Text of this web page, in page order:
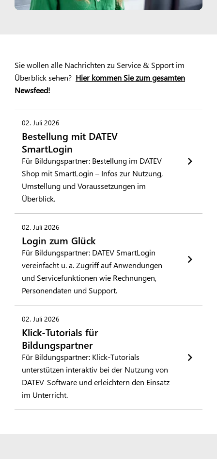
Sie wollen alle Nachrichten zu Service & Spport im
Überblick sehen? Hier kommen Sie zum gesamten
Newsfeed!
02. Juli 2026
Bestellung mit DATEV
SmartLogin
Für Bildungspartner: Bestellung im DATEV
Shop mit SmartLogin – Infos zur Nutzung,
Umstellung und Voraussetzungen im
Überblick.
02. Juli 2026
Login zum Glück
Für Bildungspartner: DATEV SmartLogin
vereinfacht u. a. Zugriff auf Anwendungen
und Servicefunktionen wie Rechnungen,
Personendaten und Support.
02. Juli 2026
Klick-Tutorials für
Bildungspartner
Für Bildungspartner: Klick-Tutorials
unterstützen interaktiv bei der Nutzung von
DATEV-Software und erleichtern den Einsatz
im Unterricht.